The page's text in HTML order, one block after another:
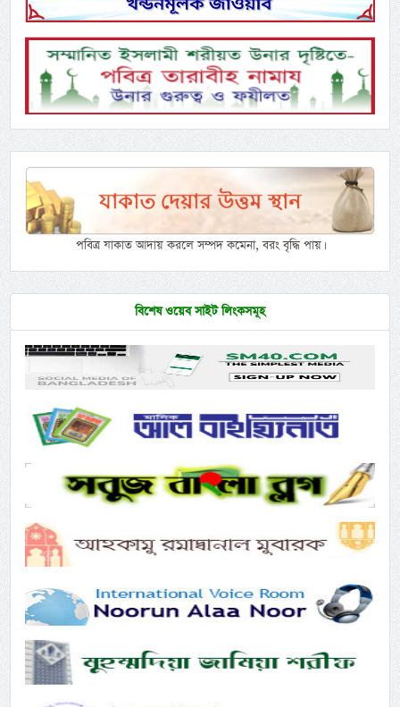
পবিত্র যাকাত আদায় করলে সম্পদ কমেনা, বরং বৃদ্ধি পায়।
বিশেষ ওয়েব সাইট লিংকসমূহ